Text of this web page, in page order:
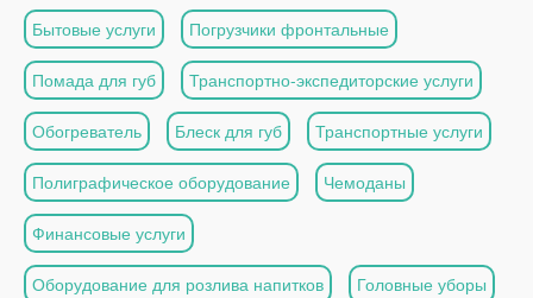
Бытовые услуги Погрузчики фронтальные
Помада для губ Транспортно-экспедиторские услуги
Обогреватель Блеск для губ Транспортные услуги
Полиграфическое оборудование Чемоданы
Финансовые услуги
Оборудование для розлива напитков Головные уборы